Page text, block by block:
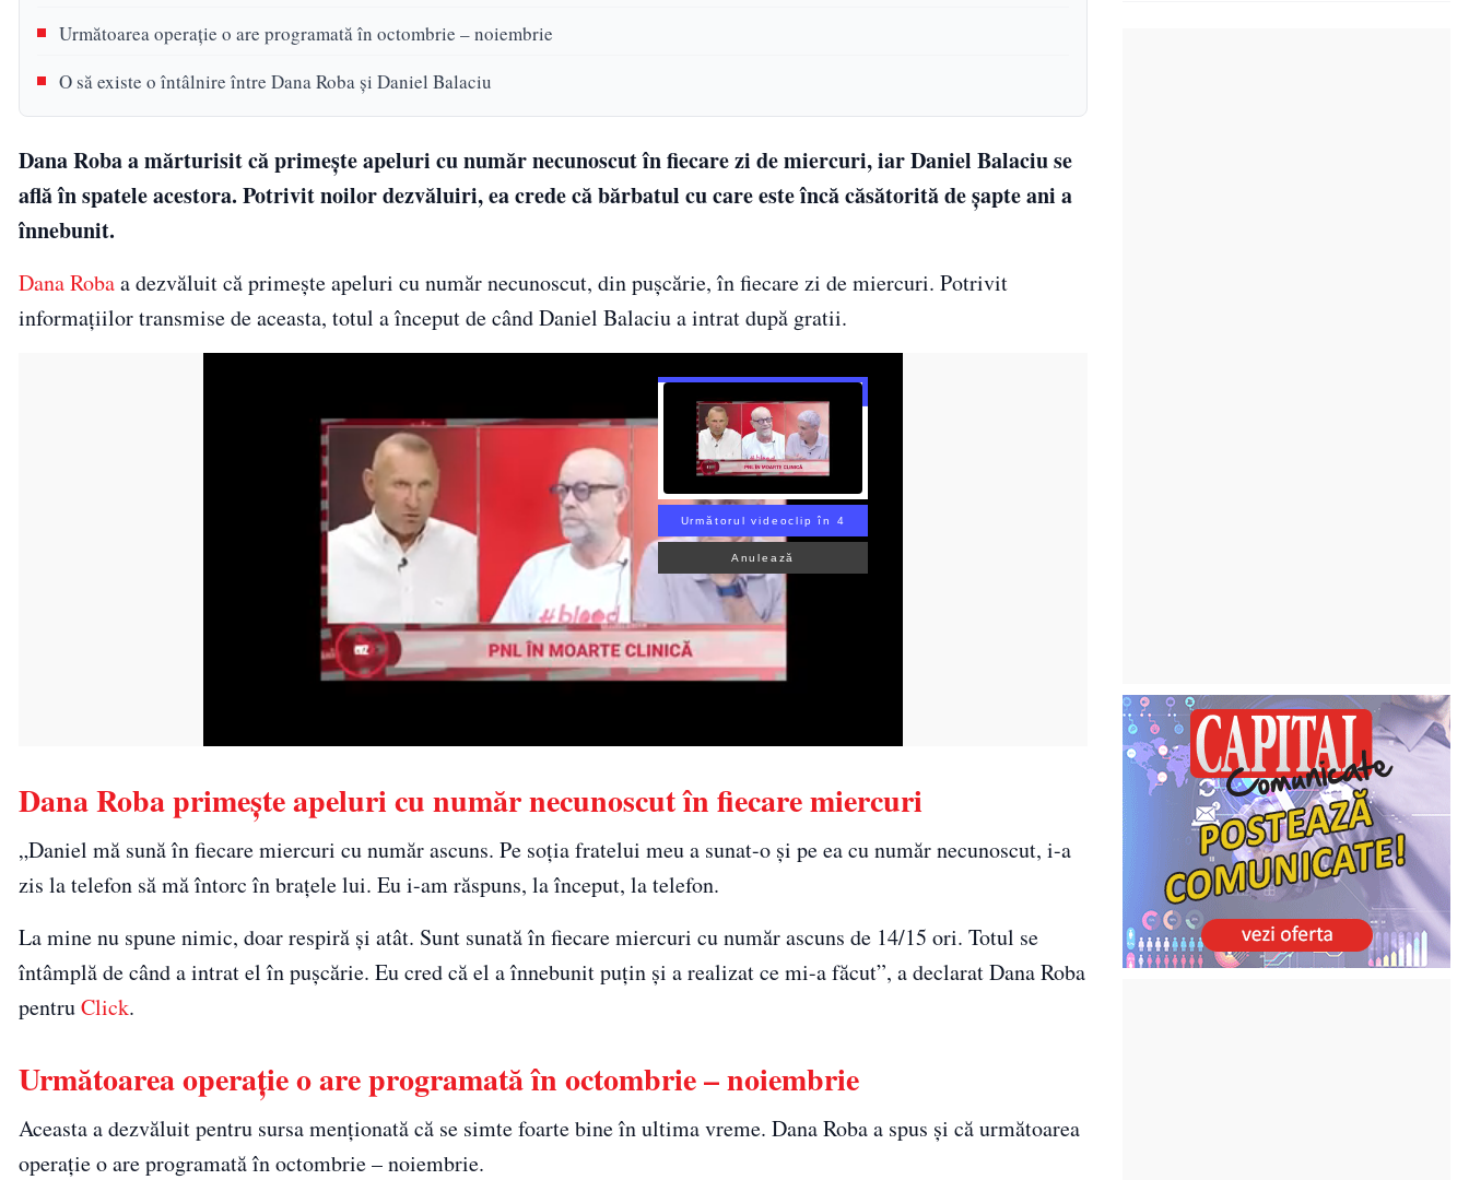
Următoarea operație o are programată în octombrie – noiembrie
O să existe o întâlnire între Dana Roba și Daniel Balaciu
Dana Roba a mărturisit că primește apeluri cu număr necunoscut în fiecare zi de miercuri, iar Daniel Balaciu se
află în spatele acestora. Potrivit noilor dezvăluiri, ea crede că bărbatul cu care este încă căsătorită de șapte ani a
înnebunit.
Dana Robaa dezvăluit că primește apeluri cu număr necunoscut, din pușcărie, în fiecare zi de miercuri. Potrivit
informațiilor transmise de aceasta, totul a început de când Daniel Balaciu a intrat după gratii.
Următorul videoclip în 3
Anulează
Dana Roba primește apeluri cu număr necunoscut în fiecare miercuri
„Daniel mă sună în fiecare miercuri cu număr ascuns. Pe soția fratelui meu a sunat-o și pe ea cu număr necunoscut, i-a
zis la telefon să mă întorc în brațele lui. Eu i-am răspuns, la început, la telefon.
La mine nu spune nimic, doar respiră și atât. Sunt sunată în fiecare miercuri cu număr ascuns de 14/15 ori. Totul se
întâmplă de când a intrat el în pușcărie. Eu cred că el a înnebunit puțin și a realizat ce mi-a făcut”, a declarat Dana Roba
pentruClick.
Următoarea operație o are programată în octombrie – noiembrie
Aceasta a dezvăluit pentru sursa menționată că se simte foarte bine în ultima vreme. Dana Roba a spus și că următoarea
operație o are programată în octombrie – noiembrie.